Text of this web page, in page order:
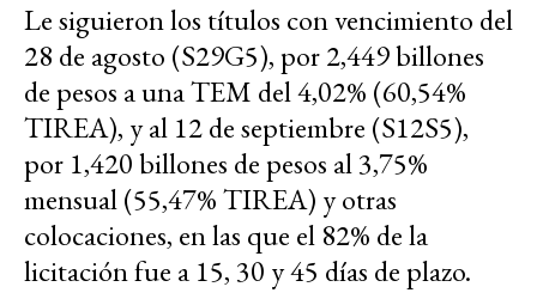
Le siguieron los títulos con vencimiento del
28 de agosto (S29G5), por 2,449 billones
de pesos a una TEM del 4,02% (60,54%
TIREA), y al 12 de septiembre (S12S5),
por 1,420 billones de pesos al 3,75%
mensual (55,47% TIREA) y otras
colocaciones, en las que el 82% de la
licitación fue a 15, 30 y 45 días de plazo.